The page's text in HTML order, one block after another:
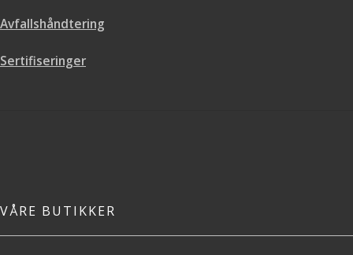
Avfallshåndtering
Sertifiseringer
VÅRE BUTIKKER